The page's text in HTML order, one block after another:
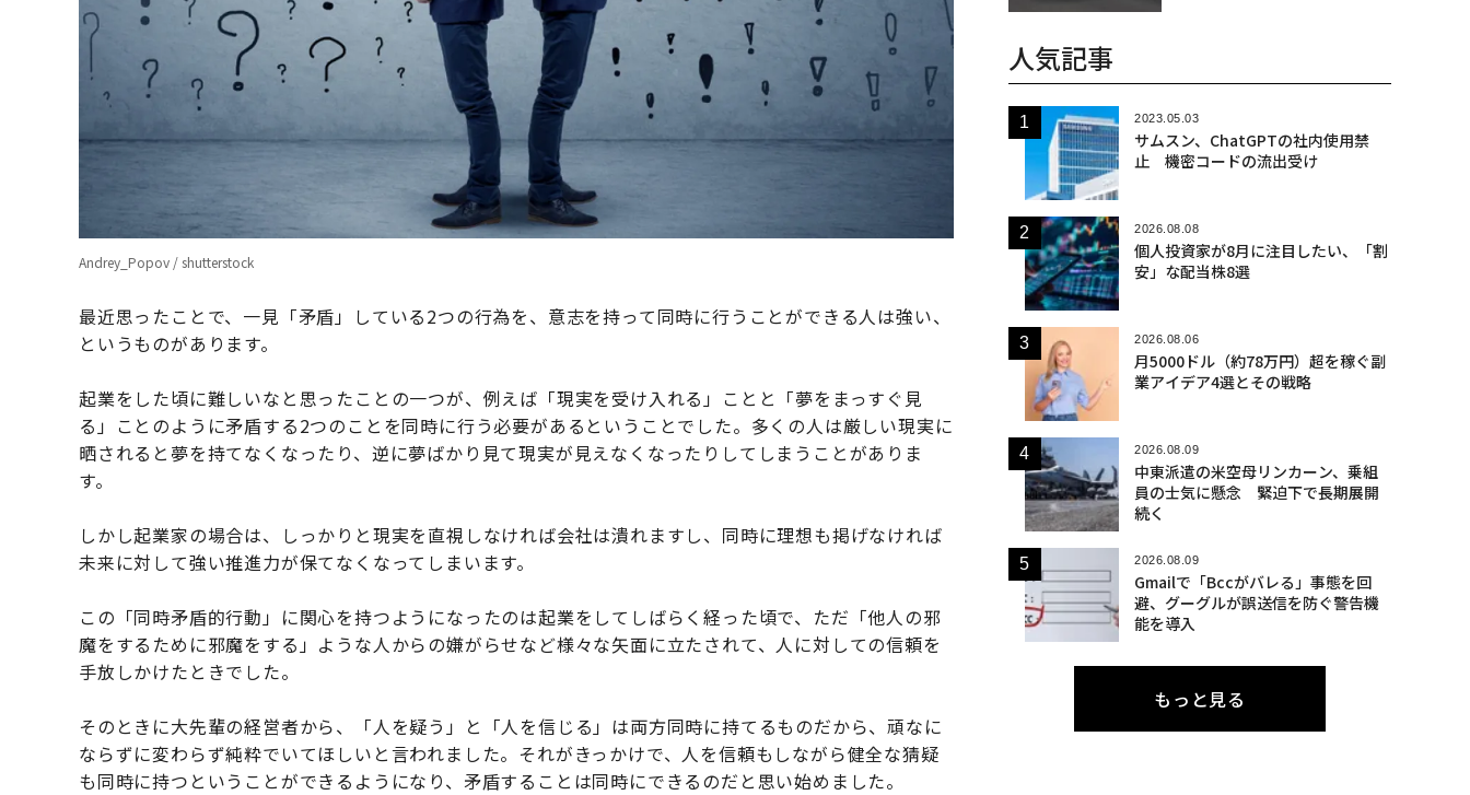
Andrey_Popov / shutterstock
最近思ったことで、一見「矛盾」している2つの行為を、意志を持って同時に行うことができる人は強い、
というものがあります。
起業をした頃に難しいなと思ったことの一つが、例えば「現実を受け入れる」ことと「夢をまっすぐ見
る」ことのように矛盾する2つのことを同時に行う必要があるということでした。多くの人は厳しい現実に
晒されると夢を持てなくなったり、逆に夢ばかり見て現実が見えなくなったりしてしまうことがありま
す。
しかし起業家の場合は、しっかりと現実を直視しなければ会社は潰れますし、同時に理想も掲げなければ
未来に対して強い推進力が保てなくなってしまいます。
この「同時矛盾的行動」に関心を持つようになったのは起業をしてしばらく経った頃で、ただ「他人の邪
魔をするために邪魔をする」ような人からの嫌がらせなど様々な矢面に立たされて、人に対しての信頼を
手放しかけたときでした。
そのときに大先輩の経営者から、「人を疑う」と「人を信じる」は両方同時に持てるものだから、頑なに
ならずに変わらず純粋でいてほしいと言われました。それがきっかけで、人を信頼もしながら健全な猜疑
も同時に持つということができるようになり、矛盾することは同時にできるのだと思い始めました。
人気記事
2023.05.03
サムスン、ChatGPTの社内使用禁
止 機密コードの流出受け
2026.08.08
個人投資家が8月に注目したい、「割
安」な配当株8選
2026.08.06
月5000ドル（約78万円）超を稼ぐ副
業アイデア4選とその戦略
2026.08.09
中東派遣の米空母リンカーン、乗組
員の士気に懸念 緊迫下で長期展開
続く
2026.08.09
Gmailで「Bccがバレる」事態を回
避、グーグルが誤送信を防ぐ警告機
能を導入
もっと見る